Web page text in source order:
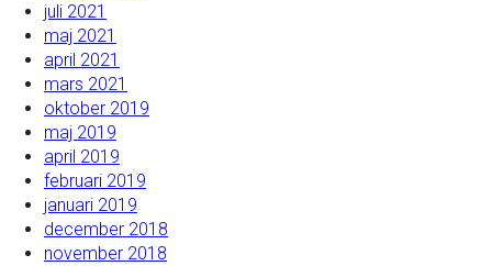
juli 2021
maj 2021
april 2021
mars 2021
oktober 2019
maj 2019
april 2019
februari 2019
januari 2019
december 2018
november 2018